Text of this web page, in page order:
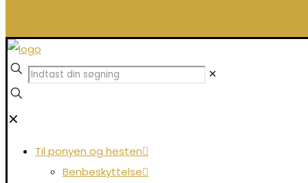
✕
✕
Til ponyen og hesten
Benbeskyttelse